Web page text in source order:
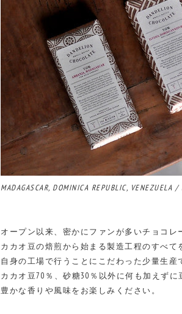
MADAGASCAR, DOMINICA REPUBLIC, VENEZUELA /
オープン以来、密かにファンが多いチョコレ
カカオ豆の焙煎から始まる製造工程のすべて
自身の工場で行うことにこだわった少量生産
カカオ豆70％、砂糖30％以外に何も加えずに
豊かな香りや風味をお楽しみください。